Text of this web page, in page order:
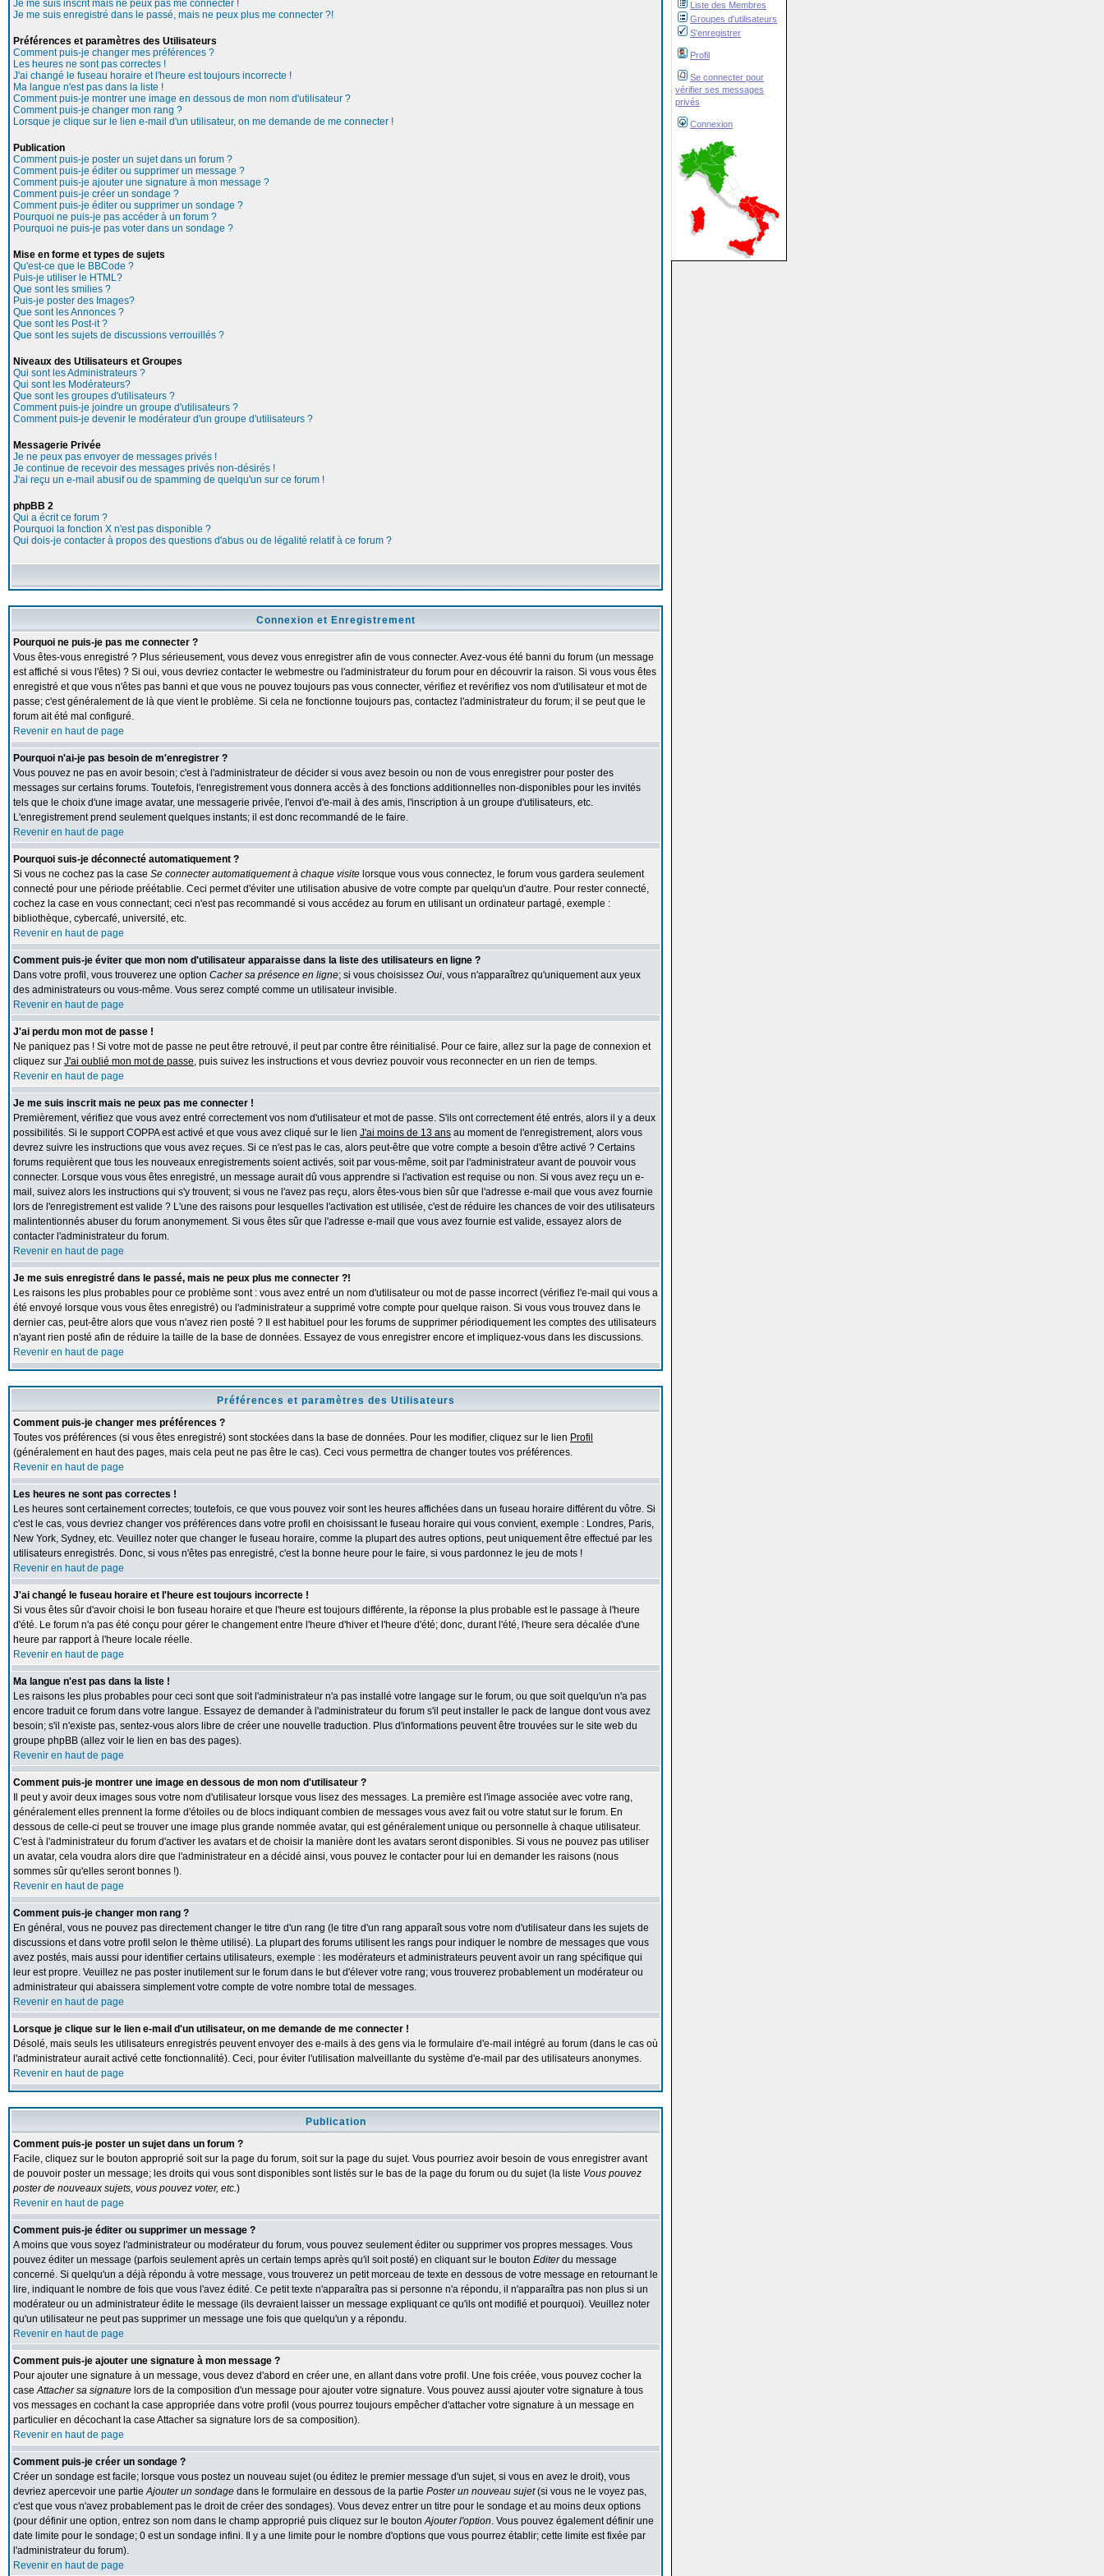
Liste des Membres
Groupes d'utilisateurs
S'enregistrer
Profil
Se connecter pour
vérifier ses messages
privés
Connexion
Je me suis inscrit mais ne peux pas me connecter !
Je me suis enregistré dans le passé, mais ne peux plus me connecter ?!
Préférences et paramètres des Utilisateurs
Comment puis-je changer mes préférences ?
Les heures ne sont pas correctes !
J'ai changé le fuseau horaire et l'heure est toujours incorrecte !
Ma langue n'est pas dans la liste !
Comment puis-je montrer une image en dessous de mon nom d'utilisateur ?
Comment puis-je changer mon rang ?
Lorsque je clique sur le lien e-mail d'un utilisateur, on me demande de me connecter !
Publication
Comment puis-je poster un sujet dans un forum ?
Comment puis-je éditer ou supprimer un message ?
Comment puis-je ajouter une signature à mon message ?
Comment puis-je créer un sondage ?
Comment puis-je éditer ou supprimer un sondage ?
Pourquoi ne puis-je pas accéder à un forum ?
Pourquoi ne puis-je pas voter dans un sondage ?
Mise en forme et types de sujets
Qu'est-ce que le BBCode ?
Puis-je utiliser le HTML?
Que sont les smilies ?
Puis-je poster des Images?
Que sont les Annonces ?
Que sont les Post-it ?
Que sont les sujets de discussions verrouillés ?
Niveaux des Utilisateurs et Groupes
Qui sont les Administrateurs ?
Qui sont les Modérateurs?
Que sont les groupes d'utilisateurs ?
Comment puis-je joindre un groupe d'utilisateurs ?
Comment puis-je devenir le modérateur d'un groupe d'utilisateurs ?
Messagerie Privée
Je ne peux pas envoyer de messages privés !
Je continue de recevoir des messages privés non-désirés !
J'ai reçu un e-mail abusif ou de spamming de quelqu'un sur ce forum !
phpBB 2
Qui a écrit ce forum ?
Pourquoi la fonction X n'est pas disponible ?
Qui dois-je contacter à propos des questions d'abus ou de légalité relatif à ce forum ?
Connexion et Enregistrement
Pourquoi ne puis-je pas me connecter ?
Vous êtes-vous enregistré ? Plus sérieusement, vous devez vous enregistrer afin de vous connecter. Avez-vous été banni du forum (un message
est affiché si vous l'êtes) ? Si oui, vous devriez contacter le webmestre ou l'administrateur du forum pour en découvrir la raison. Si vous vous êtes
enregistré et que vous n'êtes pas banni et que vous ne pouvez toujours pas vous connecter, vérifiez et revérifiez vos nom d'utilisateur et mot de
passe; c'est généralement de là que vient le problème. Si cela ne fonctionne toujours pas, contactez l'administrateur du forum; il se peut que le
forum ait été mal configuré.
Revenir en haut de page
Pourquoi n'ai-je pas besoin de m'enregistrer ?
Vous pouvez ne pas en avoir besoin; c'est à l'administrateur de décider si vous avez besoin ou non de vous enregistrer pour poster des
messages sur certains forums. Toutefois, l'enregistrement vous donnera accès à des fonctions additionnelles non-disponibles pour les invités
tels que le choix d'une image avatar, une messagerie privée, l'envoi d'e-mail à des amis, l'inscription à un groupe d'utilisateurs, etc.
L'enregistrement prend seulement quelques instants; il est donc recommandé de le faire.
Revenir en haut de page
Pourquoi suis-je déconnecté automatiquement ?
Si vous ne cochez pas la case Se connecter automatiquement à chaque visite lorsque vous vous connectez, le forum vous gardera seulement
connecté pour une période préétablie. Ceci permet d'éviter une utilisation abusive de votre compte par quelqu'un d'autre. Pour rester connecté,
cochez la case en vous connectant; ceci n'est pas recommandé si vous accédez au forum en utilisant un ordinateur partagé, exemple :
bibliothèque, cybercafé, université, etc.
Revenir en haut de page
Comment puis-je éviter que mon nom d'utilisateur apparaisse dans la liste des utilisateurs en ligne ?
Dans votre profil, vous trouverez une option Cacher sa présence en ligne; si vous choisissez Oui, vous n'apparaîtrez qu'uniquement aux yeux
des administrateurs ou vous-même. Vous serez compté comme un utilisateur invisible.
Revenir en haut de page
J'ai perdu mon mot de passe !
Ne paniquez pas ! Si votre mot de passe ne peut être retrouvé, il peut par contre être réinitialisé. Pour ce faire, allez sur la page de connexion et
cliquez sur J'ai oublié mon mot de passe, puis suivez les instructions et vous devriez pouvoir vous reconnecter en un rien de temps.
Revenir en haut de page
Je me suis inscrit mais ne peux pas me connecter !
Premièrement, vérifiez que vous avez entré correctement vos nom d'utilisateur et mot de passe. S'ils ont correctement été entrés, alors il y a deux
possibilités. Si le support COPPA est activé et que vous avez cliqué sur le lien J'ai moins de 13 ans au moment de l'enregistrement, alors vous
devrez suivre les instructions que vous avez reçues. Si ce n'est pas le cas, alors peut-être que votre compte a besoin d'être activé ? Certains
forums requièrent que tous les nouveaux enregistrements soient activés, soit par vous-même, soit par l'administrateur avant de pouvoir vous
connecter. Lorsque vous vous êtes enregistré, un message aurait dû vous apprendre si l'activation est requise ou non. Si vous avez reçu un e-
mail, suivez alors les instructions qui s'y trouvent; si vous ne l'avez pas reçu, alors êtes-vous bien sûr que l'adresse e-mail que vous avez fournie
lors de l'enregistrement est valide ? L'une des raisons pour lesquelles l'activation est utilisée, c'est de réduire les chances de voir des utilisateurs
malintentionnés abuser du forum anonymement. Si vous êtes sûr que l'adresse e-mail que vous avez fournie est valide, essayez alors de
contacter l'administrateur du forum.
Revenir en haut de page
Je me suis enregistré dans le passé, mais ne peux plus me connecter ?!
Les raisons les plus probables pour ce problème sont : vous avez entré un nom d'utilisateur ou mot de passe incorrect (vérifiez l'e-mail qui vous a
été envoyé lorsque vous vous êtes enregistré) ou l'administrateur a supprimé votre compte pour quelque raison. Si vous vous trouvez dans le
dernier cas, peut-être alors que vous n'avez rien posté ? Il est habituel pour les forums de supprimer périodiquement les comptes des utilisateurs
n'ayant rien posté afin de réduire la taille de la base de données. Essayez de vous enregistrer encore et impliquez-vous dans les discussions.
Revenir en haut de page
Préférences et paramètres des Utilisateurs
Comment puis-je changer mes préférences ?
Toutes vos préférences (si vous êtes enregistré) sont stockées dans la base de données. Pour les modifier, cliquez sur le lien Profil
(généralement en haut des pages, mais cela peut ne pas être le cas). Ceci vous permettra de changer toutes vos préférences.
Revenir en haut de page
Les heures ne sont pas correctes !
Les heures sont certainement correctes; toutefois, ce que vous pouvez voir sont les heures affichées dans un fuseau horaire différent du vôtre. Si
c'est le cas, vous devriez changer vos préférences dans votre profil en choisissant le fuseau horaire qui vous convient, exemple : Londres, Paris,
New York, Sydney, etc. Veuillez noter que changer le fuseau horaire, comme la plupart des autres options, peut uniquement être effectué par les
utilisateurs enregistrés. Donc, si vous n'êtes pas enregistré, c'est la bonne heure pour le faire, si vous pardonnez le jeu de mots !
Revenir en haut de page
J'ai changé le fuseau horaire et l'heure est toujours incorrecte !
Si vous êtes sûr d'avoir choisi le bon fuseau horaire et que l'heure est toujours différente, la réponse la plus probable est le passage à l'heure
d'été. Le forum n'a pas été conçu pour gérer le changement entre l'heure d'hiver et l'heure d'été; donc, durant l'été, l'heure sera décalée d'une
heure par rapport à l'heure locale réelle.
Revenir en haut de page
Ma langue n'est pas dans la liste !
Les raisons les plus probables pour ceci sont que soit l'administrateur n'a pas installé votre langage sur le forum, ou que soit quelqu'un n'a pas
encore traduit ce forum dans votre langue. Essayez de demander à l'administrateur du forum s'il peut installer le pack de langue dont vous avez
besoin; s'il n'existe pas, sentez-vous alors libre de créer une nouvelle traduction. Plus d'informations peuvent être trouvées sur le site web du
groupe phpBB (allez voir le lien en bas des pages).
Revenir en haut de page
Comment puis-je montrer une image en dessous de mon nom d'utilisateur ?
Il peut y avoir deux images sous votre nom d'utilisateur lorsque vous lisez des messages. La première est l'image associée avec votre rang,
généralement elles prennent la forme d'étoiles ou de blocs indiquant combien de messages vous avez fait ou votre statut sur le forum. En
dessous de celle-ci peut se trouver une image plus grande nommée avatar, qui est généralement unique ou personnelle à chaque utilisateur.
C'est à l'administrateur du forum d'activer les avatars et de choisir la manière dont les avatars seront disponibles. Si vous ne pouvez pas utiliser
un avatar, cela voudra alors dire que l'administrateur en a décidé ainsi, vous pouvez le contacter pour lui en demander les raisons (nous
sommes sûr qu'elles seront bonnes !).
Revenir en haut de page
Comment puis-je changer mon rang ?
En général, vous ne pouvez pas directement changer le titre d'un rang (le titre d'un rang apparaît sous votre nom d'utilisateur dans les sujets de
discussions et dans votre profil selon le thème utilisé). La plupart des forums utilisent les rangs pour indiquer le nombre de messages que vous
avez postés, mais aussi pour identifier certains utilisateurs, exemple : les modérateurs et administrateurs peuvent avoir un rang spécifique qui
leur est propre. Veuillez ne pas poster inutilement sur le forum dans le but d'élever votre rang; vous trouverez probablement un modérateur ou
administrateur qui abaissera simplement votre compte de votre nombre total de messages.
Revenir en haut de page
Lorsque je clique sur le lien e-mail d'un utilisateur, on me demande de me connecter !
Désolé, mais seuls les utilisateurs enregistrés peuvent envoyer des e-mails à des gens via le formulaire d'e-mail intégré au forum (dans le cas où
l'administrateur aurait activé cette fonctionnalité). Ceci, pour éviter l'utilisation malveillante du système d'e-mail par des utilisateurs anonymes.
Revenir en haut de page
Publication
Comment puis-je poster un sujet dans un forum ?
Facile, cliquez sur le bouton approprié soit sur la page du forum, soit sur la page du sujet. Vous pourriez avoir besoin de vous enregistrer avant
de pouvoir poster un message; les droits qui vous sont disponibles sont listés sur le bas de la page du forum ou du sujet (la liste Vous pouvez
poster de nouveaux sujets, vous pouvez voter, etc.)
Revenir en haut de page
Comment puis-je éditer ou supprimer un message ?
A moins que vous soyez l'administrateur ou modérateur du forum, vous pouvez seulement éditer ou supprimer vos propres messages. Vous
pouvez éditer un message (parfois seulement après un certain temps après qu'il soit posté) en cliquant sur le bouton Editerdu message
concerné. Si quelqu'un a déjà répondu à votre message, vous trouverez un petit morceau de texte en dessous de votre message en retournant le
lire, indiquant le nombre de fois que vous l'avez édité. Ce petit texte n'apparaîtra pas si personne n'a répondu, il n'apparaîtra pas non plus si un
modérateur ou un administrateur édite le message (ils devraient laisser un message expliquant ce qu'ils ont modifié et pourquoi). Veuillez noter
qu'un utilisateur ne peut pas supprimer un message une fois que quelqu'un y a répondu.
Revenir en haut de page
Comment puis-je ajouter une signature à mon message ?
Pour ajouter une signature à un message, vous devez d'abord en créer une, en allant dans votre profil. Une fois créée, vous pouvez cocher la
caseAttacher sa signature lors de la composition d'un message pour ajouter votre signature. Vous pouvez aussi ajouter votre signature à tous
vos messages en cochant la case appropriée dans votre profil (vous pourrez toujours empêcher d'attacher votre signature à un message en
particulier en décochant la case Attacher sa signature lors de sa composition).
Revenir en haut de page
Comment puis-je créer un sondage ?
Créer un sondage est facile; lorsque vous postez un nouveau sujet (ou éditez le premier message d'un sujet, si vous en avez le droit), vous
devriez apercevoir une partieAjouter un sondage dans le formulaire en dessous de la partie Poster un nouveau sujet(si vous ne le voyez pas,
c'est que vous n'avez probablement pas le droit de créer des sondages). Vous devez entrer un titre pour le sondage et au moins deux options
(pour définir une option, entrez son nom dans le champ approprié puis cliquez sur le boutonAjouter l'option. Vous pouvez également définir une
date limite pour le sondage; 0 est un sondage infini. Il y a une limite pour le nombre d'options que vous pourrez établir; cette limite est fixée par
l'administrateur du forum).
Revenir en haut de page